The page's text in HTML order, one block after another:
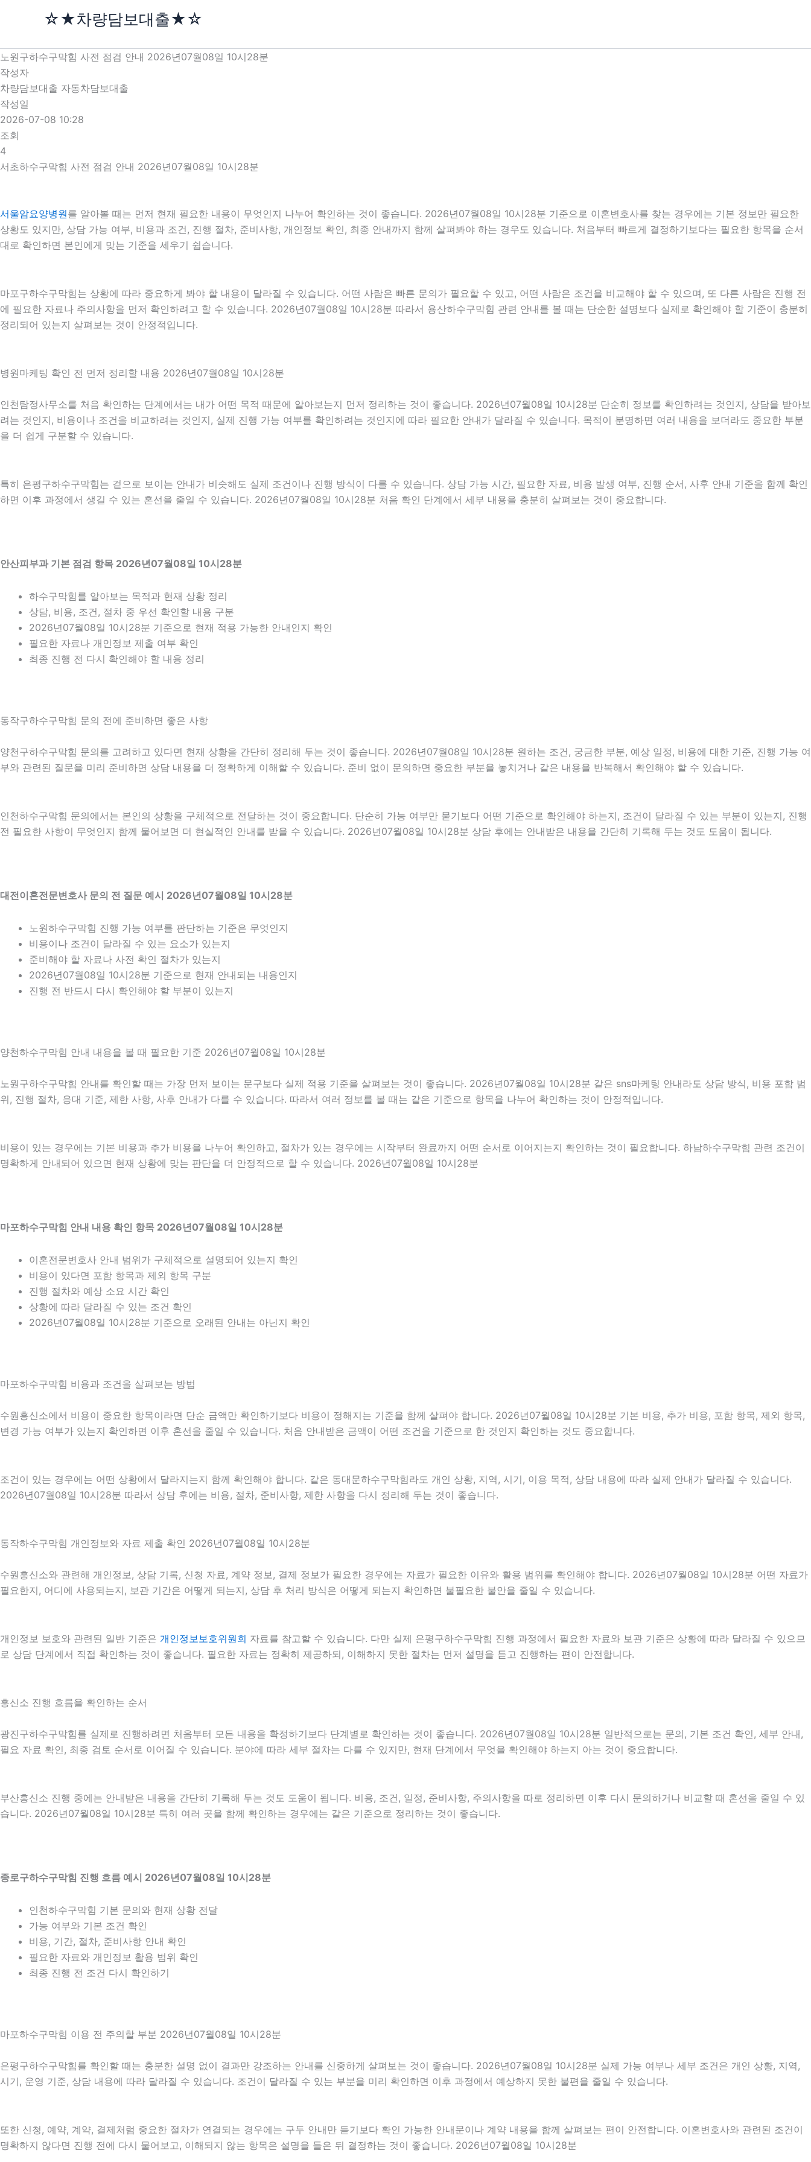
로
건
너
뛰
기
☆★차량담보대출★☆
노원구하수구막힘 사전 점검 안내 2026년07월08일 10시28분
작성자
차량담보대출 자동차담보대출
작성일
2026-07-08 10:28
조회
4
서초하수구막힘 사전 점검 안내 2026년07월08일 10시28분
서울암요양병원를 알아볼 때는 먼저 현재 필요한 내용이 무엇인지 나누어 확인하는 것이 좋습니다. 2026년07월08일 10시28분 기준으로 이혼변호사를 찾는 경우에는 기본 정보만 필요한
상황도 있지만, 상담 가능 여부, 비용과 조건, 진행 절차, 준비사항, 개인정보 확인, 최종 안내까지 함께 살펴봐야 하는 경우도 있습니다. 처음부터 빠르게 결정하기보다는 필요한 항목을 순서
대로 확인하면 본인에게 맞는 기준을 세우기 쉽습니다.
마포구하수구막힘는 상황에 따라 중요하게 봐야 할 내용이 달라질 수 있습니다. 어떤 사람은 빠른 문의가 필요할 수 있고, 어떤 사람은 조건을 비교해야 할 수 있으며, 또 다른 사람은 진행 전
에 필요한 자료나 주의사항을 먼저 확인하려고 할 수 있습니다. 2026년07월08일 10시28분 따라서 용산하수구막힘 관련 안내를 볼 때는 단순한 설명보다 실제로 확인해야 할 기준이 충분히
정리되어 있는지 살펴보는 것이 안정적입니다.
병원마케팅 확인 전 먼저 정리할 내용 2026년07월08일 10시28분
인천탐정사무소를 처음 확인하는 단계에서는 내가 어떤 목적 때문에 알아보는지 먼저 정리하는 것이 좋습니다. 2026년07월08일 10시28분 단순히 정보를 확인하려는 것인지, 상담을 받아보
려는 것인지, 비용이나 조건을 비교하려는 것인지, 실제 진행 가능 여부를 확인하려는 것인지에 따라 필요한 안내가 달라질 수 있습니다. 목적이 분명하면 여러 내용을 보더라도 중요한 부분
을 더 쉽게 구분할 수 있습니다.
특히 은평구하수구막힘는 겉으로 보이는 안내가 비슷해도 실제 조건이나 진행 방식이 다를 수 있습니다. 상담 가능 시간, 필요한 자료, 비용 발생 여부, 진행 순서, 사후 안내 기준을 함께 확인
하면 이후 과정에서 생길 수 있는 혼선을 줄일 수 있습니다. 2026년07월08일 10시28분 처음 확인 단계에서 세부 내용을 충분히 살펴보는 것이 중요합니다.
안산피부과 기본 점검 항목 2026년07월08일 10시28분
하수구막힘를 알아보는 목적과 현재 상황 정리
상담, 비용, 조건, 절차 중 우선 확인할 내용 구분
2026년07월08일 10시28분 기준으로 현재 적용 가능한 안내인지 확인
필요한 자료나 개인정보 제출 여부 확인
최종 진행 전 다시 확인해야 할 내용 정리
동작구하수구막힘 문의 전에 준비하면 좋은 사항
양천구하수구막힘 문의를 고려하고 있다면 현재 상황을 간단히 정리해 두는 것이 좋습니다. 2026년07월08일 10시28분 원하는 조건, 궁금한 부분, 예상 일정, 비용에 대한 기준, 진행 가능 여
부와 관련된 질문을 미리 준비하면 상담 내용을 더 정확하게 이해할 수 있습니다. 준비 없이 문의하면 중요한 부분을 놓치거나 같은 내용을 반복해서 확인해야 할 수 있습니다.
인천하수구막힘 문의에서는 본인의 상황을 구체적으로 전달하는 것이 중요합니다. 단순히 가능 여부만 묻기보다 어떤 기준으로 확인해야 하는지, 조건이 달라질 수 있는 부분이 있는지, 진행
전 필요한 사항이 무엇인지 함께 물어보면 더 현실적인 안내를 받을 수 있습니다. 2026년07월08일 10시28분 상담 후에는 안내받은 내용을 간단히 기록해 두는 것도 도움이 됩니다.
대전이혼전문변호사 문의 전 질문 예시 2026년07월08일 10시28분
노원하수구막힘 진행 가능 여부를 판단하는 기준은 무엇인지
비용이나 조건이 달라질 수 있는 요소가 있는지
준비해야 할 자료나 사전 확인 절차가 있는지
2026년07월08일 10시28분 기준으로 현재 안내되는 내용인지
진행 전 반드시 다시 확인해야 할 부분이 있는지
양천하수구막힘 안내 내용을 볼 때 필요한 기준 2026년07월08일 10시28분
노원구하수구막힘 안내를 확인할 때는 가장 먼저 보이는 문구보다 실제 적용 기준을 살펴보는 것이 좋습니다. 2026년07월08일 10시28분 같은 sns마케팅 안내라도 상담 방식, 비용 포함 범
위, 진행 절차, 응대 기준, 제한 사항, 사후 안내가 다를 수 있습니다. 따라서 여러 정보를 볼 때는 같은 기준으로 항목을 나누어 확인하는 것이 안정적입니다.
비용이 있는 경우에는 기본 비용과 추가 비용을 나누어 확인하고, 절차가 있는 경우에는 시작부터 완료까지 어떤 순서로 이어지는지 확인하는 것이 필요합니다. 하남하수구막힘 관련 조건이
명확하게 안내되어 있으면 현재 상황에 맞는 판단을 더 안정적으로 할 수 있습니다. 2026년07월08일 10시28분
마포하수구막힘 안내 내용 확인 항목 2026년07월08일 10시28분
이혼전문변호사 안내 범위가 구체적으로 설명되어 있는지 확인
비용이 있다면 포함 항목과 제외 항목 구분
진행 절차와 예상 소요 시간 확인
상황에 따라 달라질 수 있는 조건 확인
2026년07월08일 10시28분 기준으로 오래된 안내는 아닌지 확인
마포하수구막힘 비용과 조건을 살펴보는 방법
수원흥신소에서 비용이 중요한 항목이라면 단순 금액만 확인하기보다 비용이 정해지는 기준을 함께 살펴야 합니다. 2026년07월08일 10시28분 기본 비용, 추가 비용, 포함 항목, 제외 항목,
변경 가능 여부가 있는지 확인하면 이후 혼선을 줄일 수 있습니다. 처음 안내받은 금액이 어떤 조건을 기준으로 한 것인지 확인하는 것도 중요합니다.
조건이 있는 경우에는 어떤 상황에서 달라지는지 함께 확인해야 합니다. 같은 동대문하수구막힘라도 개인 상황, 지역, 시기, 이용 목적, 상담 내용에 따라 실제 안내가 달라질 수 있습니다.
2026년07월08일 10시28분 따라서 상담 후에는 비용, 절차, 준비사항, 제한 사항을 다시 정리해 두는 것이 좋습니다.
동작하수구막힘 개인정보와 자료 제출 확인 2026년07월08일 10시28분
수원흥신소와 관련해 개인정보, 상담 기록, 신청 자료, 계약 정보, 결제 정보가 필요한 경우에는 자료가 필요한 이유와 활용 범위를 확인해야 합니다. 2026년07월08일 10시28분 어떤 자료가
필요한지, 어디에 사용되는지, 보관 기간은 어떻게 되는지, 상담 후 처리 방식은 어떻게 되는지 확인하면 불필요한 불안을 줄일 수 있습니다.
개인정보 보호와 관련된 일반 기준은 개인정보보호위원회 자료를 참고할 수 있습니다. 다만 실제 은평구하수구막힘 진행 과정에서 필요한 자료와 보관 기준은 상황에 따라 달라질 수 있으므
로 상담 단계에서 직접 확인하는 것이 좋습니다. 필요한 자료는 정확히 제공하되, 이해하지 못한 절차는 먼저 설명을 듣고 진행하는 편이 안전합니다.
흥신소 진행 흐름을 확인하는 순서
광진구하수구막힘를 실제로 진행하려면 처음부터 모든 내용을 확정하기보다 단계별로 확인하는 것이 좋습니다. 2026년07월08일 10시28분 일반적으로는 문의, 기본 조건 확인, 세부 안내,
필요 자료 확인, 최종 검토 순서로 이어질 수 있습니다. 분야에 따라 세부 절차는 다를 수 있지만, 현재 단계에서 무엇을 확인해야 하는지 아는 것이 중요합니다.
부산흥신소 진행 중에는 안내받은 내용을 간단히 기록해 두는 것도 도움이 됩니다. 비용, 조건, 일정, 준비사항, 주의사항을 따로 정리하면 이후 다시 문의하거나 비교할 때 혼선을 줄일 수 있
습니다. 2026년07월08일 10시28분 특히 여러 곳을 함께 확인하는 경우에는 같은 기준으로 정리하는 것이 좋습니다.
종로구하수구막힘 진행 흐름 예시 2026년07월08일 10시28분
인천하수구막힘 기본 문의와 현재 상황 전달
가능 여부와 기본 조건 확인
비용, 기간, 절차, 준비사항 안내 확인
필요한 자료와 개인정보 활용 범위 확인
최종 진행 전 조건 다시 확인하기
마포하수구막힘 이용 전 주의할 부분 2026년07월08일 10시28분
은평구하수구막힘를 확인할 때는 충분한 설명 없이 결과만 강조하는 안내를 신중하게 살펴보는 것이 좋습니다. 2026년07월08일 10시28분 실제 가능 여부나 세부 조건은 개인 상황, 지역,
시기, 운영 기준, 상담 내용에 따라 달라질 수 있습니다. 조건이 달라질 수 있는 부분을 미리 확인하면 이후 과정에서 예상하지 못한 불편을 줄일 수 있습니다.
또한 신청, 예약, 계약, 결제처럼 중요한 절차가 연결되는 경우에는 구두 안내만 듣기보다 확인 가능한 안내문이나 계약 내용을 함께 살펴보는 편이 안전합니다. 이혼변호사와 관련된 조건이
명확하지 않다면 진행 전에 다시 물어보고, 이해되지 않는 항목은 설명을 들은 뒤 결정하는 것이 좋습니다. 2026년07월08일 10시28분